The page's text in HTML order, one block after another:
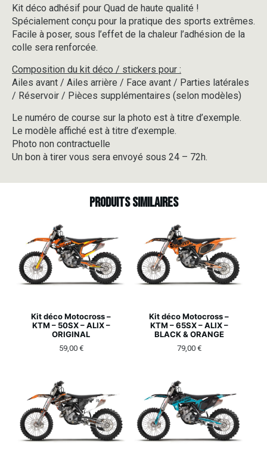
2DR6
-
YELLOW
Kit déco adhésif pour Quad de haute qualité !
Spécialement conçu pour la pratique des sports extrêmes.
Facile à poser, sous l’effet de la chaleur l’adhésion de la
colle sera renforcée.
Composition du kit déco / stickers pour :
Ailes avant / Ailes arrière / Face avant / Parties latérales
/ Réservoir / Pièces supplémentaires (selon modèles)
Le numéro de course sur la photo est à titre d’exemple.
Le modèle affiché est à titre d’exemple.
Photo non contractuelle
Un bon à tirer vous sera envoyé sous 24 – 72h.
Produits similaires
Kit déco Motocross –
KTM – 50SX – ALIX –
ORIGINAL
59,00 €
Kit déco Motocross –
KTM – 65SX – ALIX –
BLACK & ORANGE
79,00 €